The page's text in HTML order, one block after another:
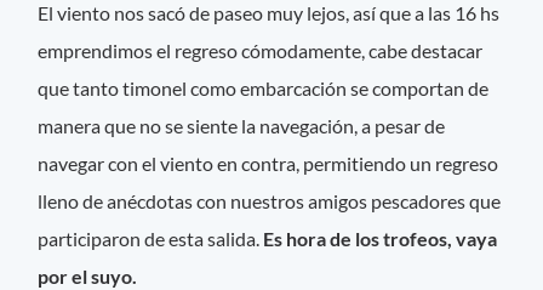
El viento nos sacó de paseo muy lejos, así que a las 16 hs
emprendimos el regreso cómodamente, cabe destacar
que tanto timonel como embarcación se comportan de
manera que no se siente la navegación, a pesar de
navegar con el viento en contra, permitiendo un regreso
lleno de anécdotas con nuestros amigos pescadores que
participaron de esta salida. Es hora de los trofeos, vaya
por el suyo.